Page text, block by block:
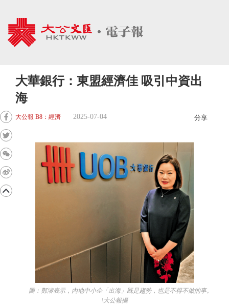
大華銀行：東盟經濟佳 吸引中資出
海
大公報 B8：經濟 2025-07-04 分享
圖：鄭濬表示，內地中小企「出海」既是趨勢，也是不得不做的事。
\大公報攝